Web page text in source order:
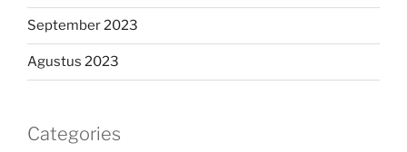
September 2023
Agustus 2023
Categories